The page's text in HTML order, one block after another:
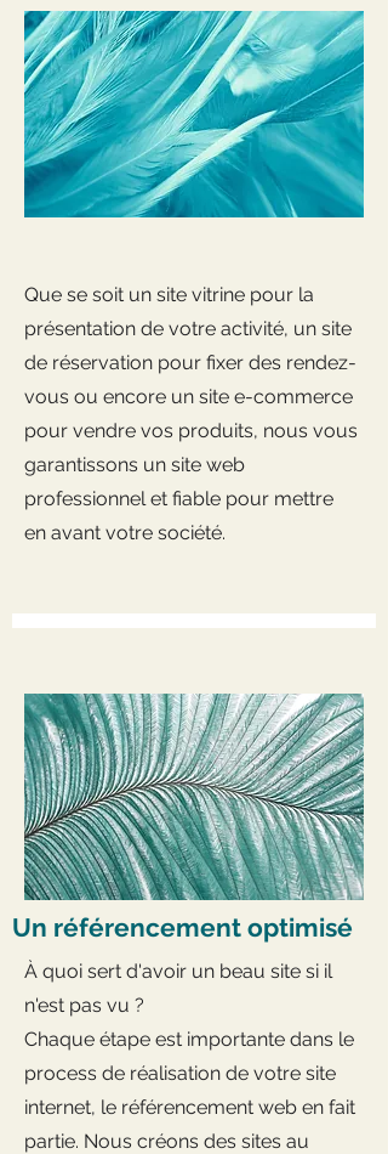
Que se soit un site vitrine pour la
présentation de votre activité, un site
de réservation pour fixer des rendez-
vous ou encore un site e-commerce
pour vendre vos produits, nous vous
garantissons un site web
professionnel et fiable pour mettre
en avant votre société.
Un référencement optimisé
À quoi sert d'avoir un beau site si il
n'est pas vu ?
Chaque étape est importante dans le
process de réalisation de votre site
internet, le référencement web en fait
partie. Nous créons des sites au